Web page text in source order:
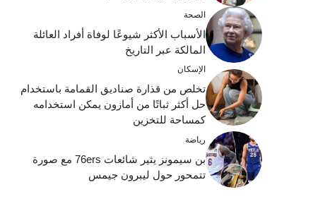
الصحة
الأسباب الأكثر شيوعًا لوفاة أفراد العائلة
المالكة عبر التاريخ
الإسكان
تخلص من قذارة صناديق القمامة باستخدام
حل أكثر ثباتًا من أمازون يمكن استخدامه
كمساحة للتخزين
رياضة
بن سيمونز يثير شائعات 76ers مع صورة
تتمحور حول ليبرون جيمس